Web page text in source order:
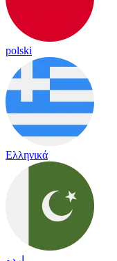
polski
Ελληνικά